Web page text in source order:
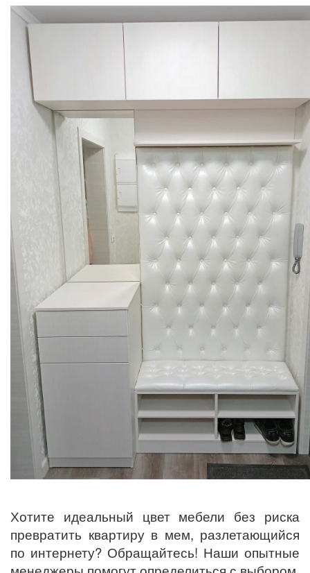
Хотите идеальный цвет мебели без риска
превратить квартиру в мем, разлетающийся
по интернету? Обращайтесь! Наши опытные